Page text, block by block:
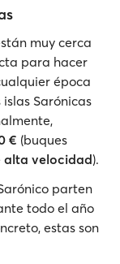
muy cerca
para hacer
época
Sarónicas
€ (buques
alta velocidad).
parten
todo el año
estas son